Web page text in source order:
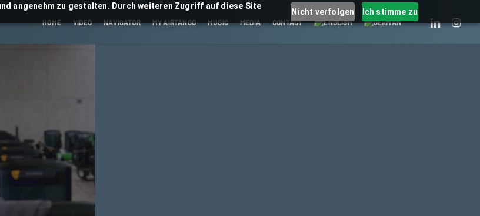
angenehm zu gestalten. Durch weiteren Zugriff auf diese Site
Nicht verfolgen Ich stimme zu
HOME VIDEO NAVIGATOR MY AIRTANGO MUSIC MEDIA CONTACT LINKEDIN